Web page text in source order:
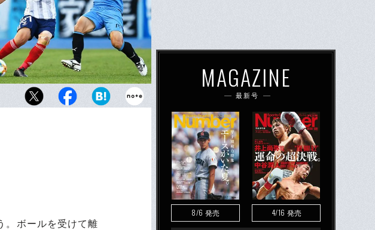
と松原健には欧州最先端のエッセンスを
。ボールを受けて離
MAGAZINE
最新号
8/6 発売 4/16 発売